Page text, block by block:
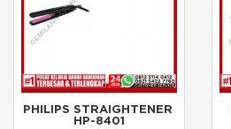
PHILIPS STRAIGHTENER
HP-8401